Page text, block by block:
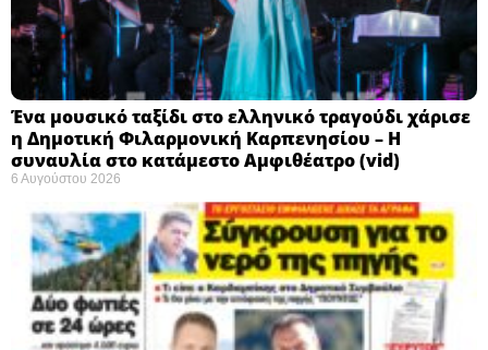
Ένα μουσικό ταξίδι στο ελληνικό τραγούδι χάρισε
η Δημοτική Φιλαρμονική Καρπενησίου – Η
συναυλία στο κατάμεστο Αμφιθέατρο (vid)
6 Αυγούστου 2026